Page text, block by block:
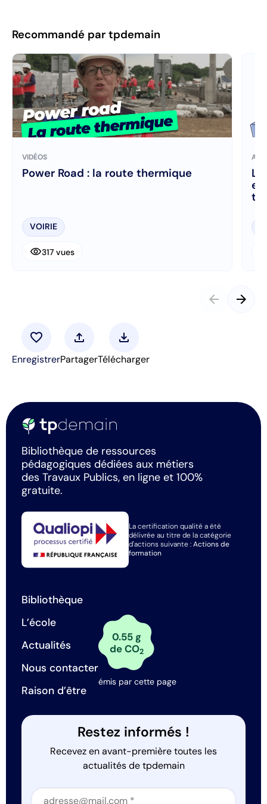
Recommandé par tpdemain
VIDÉOS
Power Road : la route thermique
VOIRIE
visibility317 vues
arrow_back arrow_forward
favorite
Enregistrer
upload
Partager
download
Télécharger
Bibliothèque de ressources
pédagogiques dédiées aux métiers
des Travaux Publics, en ligne et 100%
gratuite.
La certification qualité a été
délivrée au titre de la catégorie
d'actions suivante :Actions de
formation
Bibliothèque
L’école
Actualités
Nous contacter
Raison d’être
0.55 g
de CO2
émis par cette page
Restez informés !
Recevez en avant-première toutes les
actualités de tpdemain
Section